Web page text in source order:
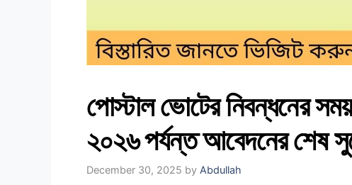
পোস্টাল ভোটের নিবন্ধনের
২০২৬ পর্যন্ত আবেদনের শেষ
December 30, 2025 by Abdullah